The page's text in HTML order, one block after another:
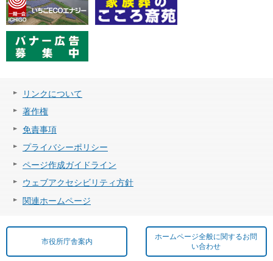
リンクについて
著作権
免責事項
プライバシーポリシー
ページ作成ガイドライン
ウェブアクセシビリティ方針
関連ホームページ
市役所庁舎案内
ホームページ全般に関するお問
い合わせ